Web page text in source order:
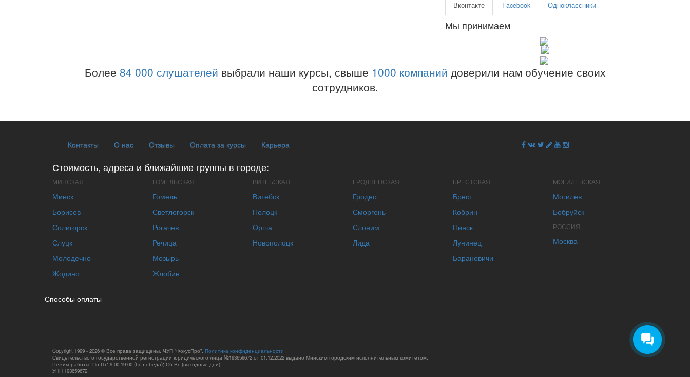
Вконтакте Facebook Одноклассники
Мы принимаем
Более 84 000 слушателей выбрали наши курсы, свыше 1000 компаний доверили нам обучение своих
сотрудников.
Контакты О нас Отзывы Оплата за курсы Карьера
Стоимость, адреса и ближайшие группы в городе:
МИНСКАЯ
Минск
Борисов
Солигорск
Слуцк
Молодечно
Жодино
ГОМЕЛЬСКАЯ
Гомель
Светлогорск
Рогачев
Речица
Мозырь
Жлобин
ВИТЕБСКАЯ
Витебск
Полоцк
Орша
Новополоцк
ГРОДНЕНСКАЯ
Гродно
Сморгонь
Слоним
Лида
БРЕСТСКАЯ
Брест
Кобрин
Пинск
Лунинец
Барановичи
МОГИЛЕВСКАЯ
Могилев
Бобруйск
РОССИЯ
Москва
Способы оплаты
Copyright 1999 - 2026 © Все права защищены. ЧУП "ФокусПро". Политика конфиденциальности
Свидетельство о государственной регистрации юридического лица №193659672 от 01.12.2022 выдано Минским городским исполнительным комитетом.
Режим работы: Пн-Пт: 9.00-19.00 (без обеда); Сб-Вс (выходные дни).
УНН 193659672